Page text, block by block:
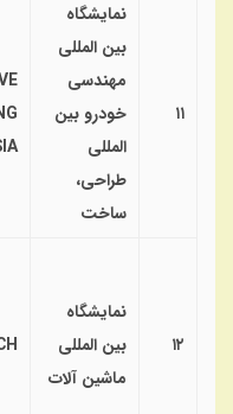
۱۱
نمایشگاه
بین المللی
مهندسی
خودرو بین
المللی
طراحی،
ساخت
۱۲
نمایشگاه
بین المللی
ماشین آلات